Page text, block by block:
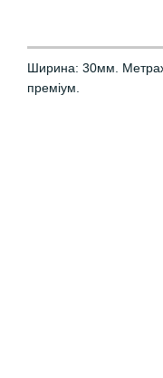
Ширина: 30мм.
преміум.